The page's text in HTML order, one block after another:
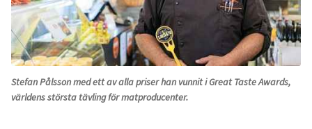
Stefan Pålsson med ett av alla priser han vunnit i Great Taste Awards,
världens största tävling för matproducenter.